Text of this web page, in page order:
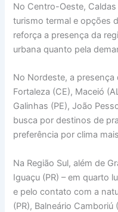
No Centro-Oeste,
turismo termal e opções
reforça a presença da
urbana quanto pela
No Nordeste, a presença
Fortaleza (CE), Maceió
Galinhas (PE), João
busca por destinos de
preferência por clima
Na Região Sul, além de
Iguaçu (PR) – em quarto
e pelo contato com a
(PR), Balneário